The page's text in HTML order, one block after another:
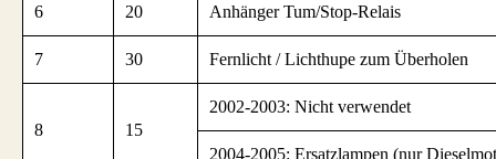
6 20 Anhänger Tum/Stop-Relais
7 30 Fernlicht / Lichthupe zum Überholen
8 15
2002-2003: Nicht verwendet
2004-2005: Ersatzlampen (nur